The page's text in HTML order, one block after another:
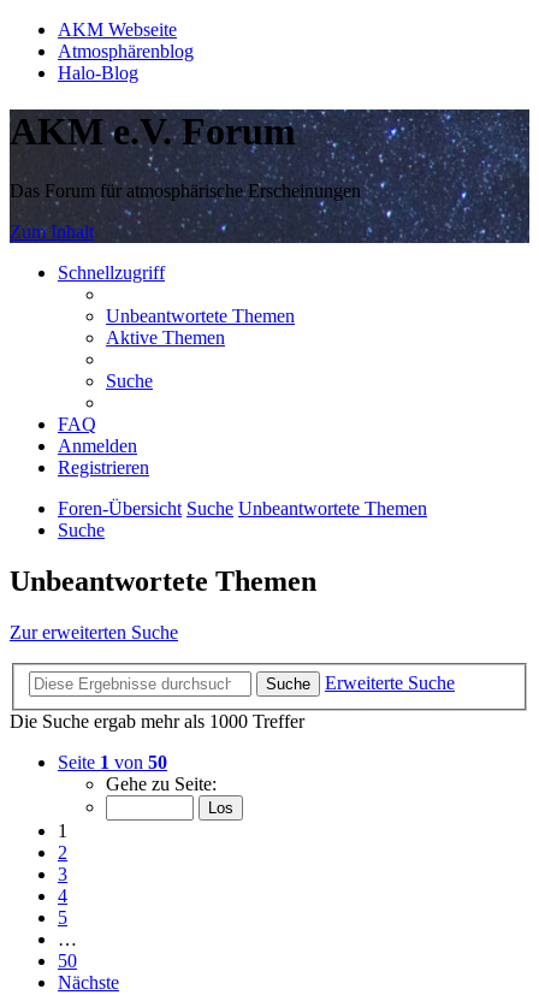
AKM Webseite
Atmosphärenblog
Halo-Blog
AKM e.V. Forum
Das Forum für atmosphärische Erscheinungen
Zum Inhalt
Schnellzugriff
Unbeantwortete Themen
Aktive Themen
Suche
FAQ
Anmelden
Registrieren
Foren-Übersicht Suche Unbeantwortete Themen
Suche
Unbeantwortete Themen
Zur erweiterten Suche
Suche
Erweiterte Suche
Die Suche ergab mehr als 1000 Treffer
Seite 1 von 50
Gehe zu Seite:
1
2
3
4
5
…
50
Nächste